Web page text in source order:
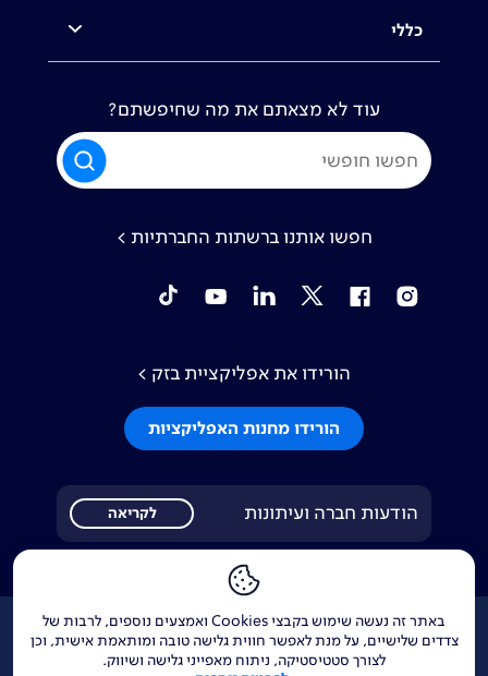
באתר זה נעשה שימוש בקבצי Cookies ואמצעים נוספים, לרבות של
צדדים שלישיים, על מנת לאפשר חווית גלישה טובה ומותאמת אישית, וכן
לצורך סטטיסטיקה, ניתוח מאפייני גלישה ושיווק.
כללי
עוד לא מצאתם את מה שחיפשתם?
חפשו אותנו ברשתות החברתיות >
Instagram
Facebook
Twitter
Linkedin
YouTube
tiktok
הורידו את אפליקציית בזק >
הורידו מחנות האפליקציות
הודעות חברה ועיתונות לקריאה
אודותדרושיםצור קשרInvestor Relations
הודעות חברהמוקדי שירות ופניות ציבור144